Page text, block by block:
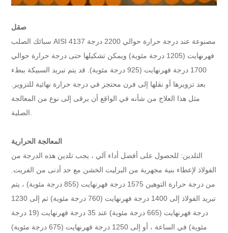
صقل
سبائك الصلب AISI 4137 مصنوعة عند درجة حرارة حوالي 2200 درجة
فهرنهايت (1205 درجة مئوية) ويمكن تشكيلها حتى درجة حرارة حوالي
1700 درجة فهرنهايت (925 درجة مئوية). قد يتم تبريد السبيكة ببطء
بعد تزويرها أو نقلها إلى فرن محتجز في درجة حرارة نهائية للتزوير.
مثل هذا العلاج من شأنه في الواقع أن يرقى إلى نوع من المعالجة
المعالجة الحرارية
التلدين: للحصول على أفضل أداء آلي ، يجب تلدين هذه الدرجة من
الفولاذ لإعطاء بنية مجهرية من البرليت الخشن مع حد أدنى من الفريت.
من درجة حرارة التوهين 1575 درجة فهرنهايت (855 درجة مئوية) ، يتم
تبريد الفولاذ إلى 1400 درجة فهرنهايت (760 درجة مئوية) ثم إلى 1230
درجة فهرنهايت (665 درجة مئوية) عند 35 درجة فهرنهايت (19 درجة
مئوية) في الساعة ، أو إلى 1250 درجة فهرنهايت (675 درجة مئوية)